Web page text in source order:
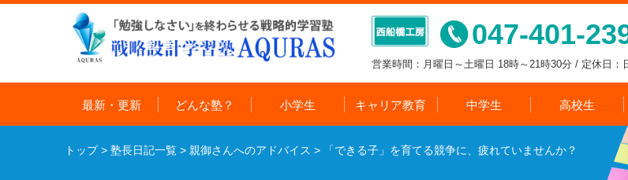
047-401-
営業時間：月曜日～土曜日 18時～21時30分 / 定休日：
最新・更新 どんな塾？ 小学生 キャリア教育 中学生 高校生
トップ> 塾長日記一覧 > 親御さんへのアドバイス > 「できる子」を育てる競争に、疲れていませんか？